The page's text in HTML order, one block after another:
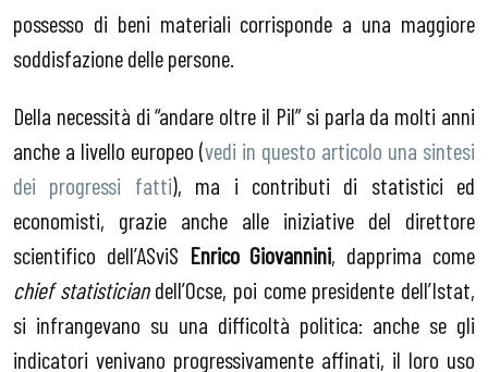
possesso di beni materiali corrisponde a una maggiore
soddisfazione delle persone.
Della necessità di “andare oltre il Pil” si parla da molti anni
anche a livello europeo (vedi in questo articolo una sintesi
dei progressi fatti), ma i contributi di statistici ed
economisti, grazie anche alle iniziative del direttore
scientifico dell’ASviS Enrico Giovannini, dapprima come
chief statisticiandell’Ocse, poi come presidente dell’Istat,
si infrangevano su una difficoltà politica: anche se gli
indicatori venivano progressivamente affinati, il loro uso